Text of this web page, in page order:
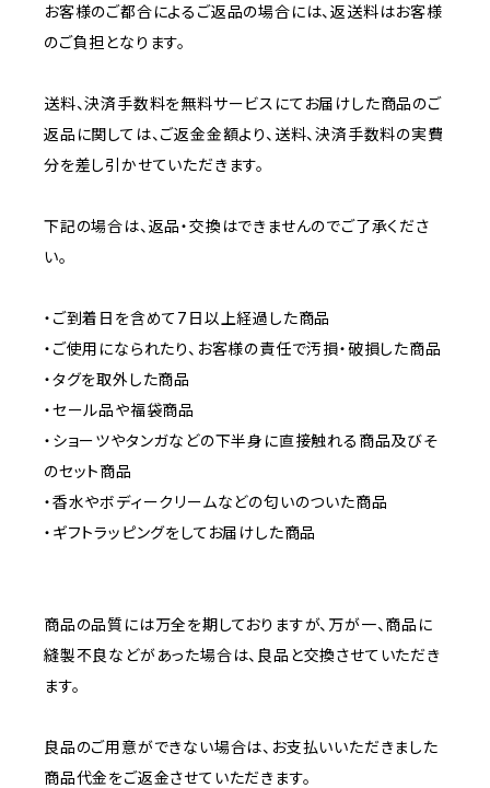
お客様のご都合によるご返品の場合には、返送料はお客様
のご負担となります。
送料、決済手数料を無料サービスにてお届けした商品のご
返品に関しては、ご返金金額より、送料、決済手数料の実費
分を差し引かせていただきます。
下記の場合は、返品・交換はできませんのでご了承くださ
い。
・ご到着日を含めて7日以上経過した商品
・ご使用になられたり、お客様の責任で汚損・破損した商品
・タグを取外した商品
・セール品や福袋商品
・ショーツやタンガなどの下半身に直接触れる商品及びそ
のセット商品
・香水やボディークリームなどの匂いのついた商品
・ギフトラッピングをしてお届けした商品
商品の品質には万全を期しておりますが、万が一、商品に
縫製不良などがあった場合は、良品と交換させていただき
ます。
良品のご用意ができない場合は、お支払いいただきました
商品代金をご返金させていただきます。